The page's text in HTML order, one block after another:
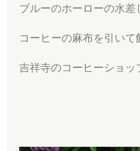
ブルーのホーローの水差
コーヒーの麻布を引いて
吉祥寺のコーヒーショッ